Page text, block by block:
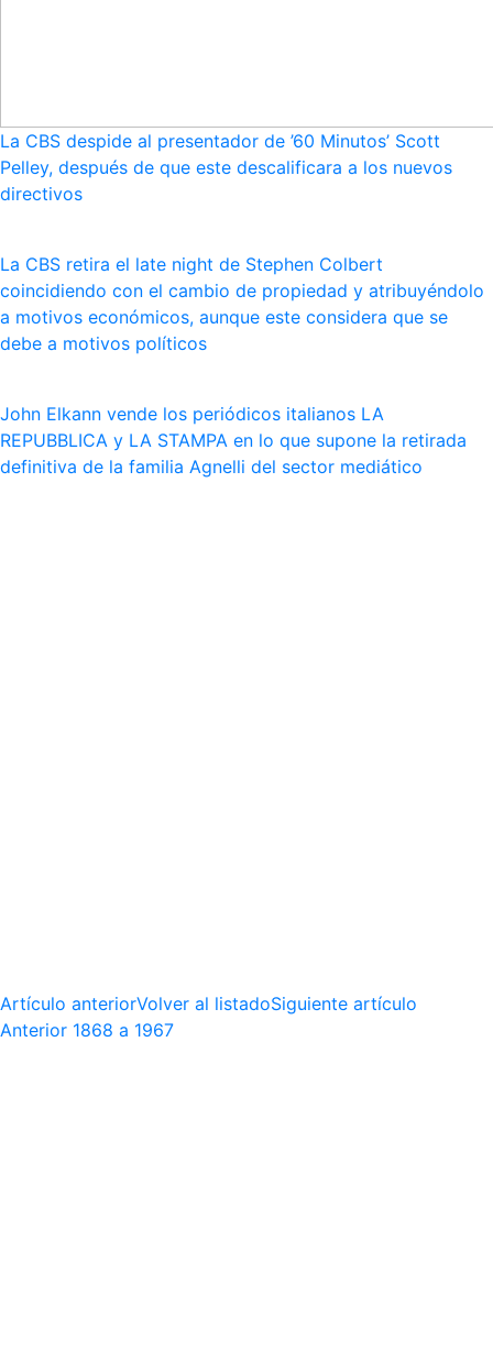
La CBS despide al presentador de ’60 Minutos’ Scott
Pelley, después de que este descalificara a los nuevos
directivos
La CBS retira el late night de Stephen Colbert
coincidiendo con el cambio de propiedad y atribuyéndolo
a motivos económicos, aunque este considera que se
debe a motivos políticos
John Elkann vende los periódicos italianos LA
REPUBBLICA y LA STAMPA en lo que supone la retirada
definitiva de la familia Agnelli del sector mediático
Artículo anteriorVolver al listadoSiguiente artículo
Anterior 1868 a 1967